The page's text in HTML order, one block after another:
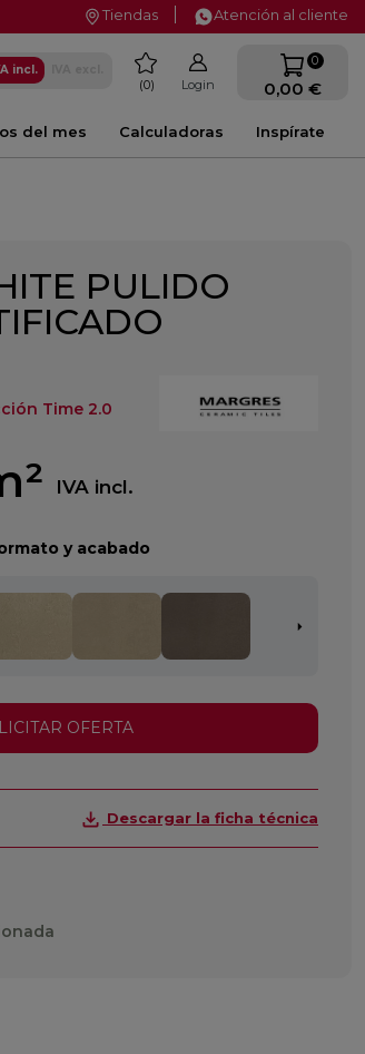
Tiendas Atención al cliente
incl. favorite
0 Login
0
0,00 €
Inspírate
Calculadoras
del mes
PULIDO
Time 2.0
IVA incl.
y acabado
OFERTA
Descargar la ficha técnica